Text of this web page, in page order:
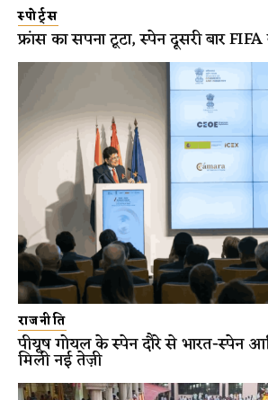
स्पोर्ट्स
फ्रांस का सपना टूटा, स्पेन दूसरी बार
राजनीति
पीयूष गोयल के स्पेन दौरे से भारत-स्पेन
मिली नई तेज़ी